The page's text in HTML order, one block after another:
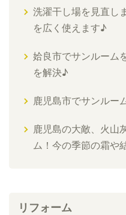
洗濯干し場を見直し
を広く使えます♪
姶良市でサンルーム
を解決♪
鹿児島市でサンルー
鹿児島の大敵、火山
ム！今の季節の霜や
リフォーム